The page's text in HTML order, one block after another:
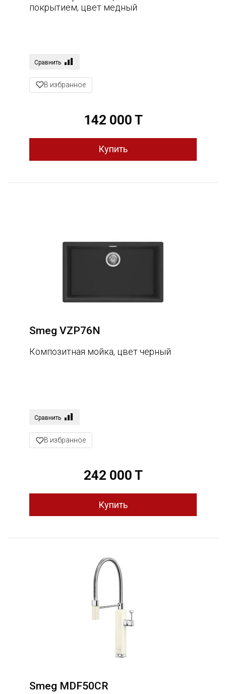
покрытием, цвет медный
Сравнить
В избранное
142 000 T
Smeg VZP76N
Композитная мойка, цвет черный
Сравнить
В избранное
242 000 T
Smeg MDF50CR